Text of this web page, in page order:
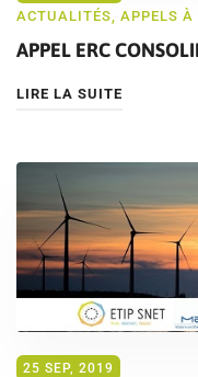
ACTUALITÉS, APPELS À
APPEL ERC
LIRE LA SUITE
25 SEP, 2019